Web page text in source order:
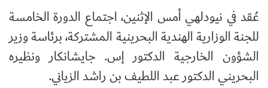
عُقد في نيودلهي أمس الإثنين، اجتماع الدورة الخامسة
للجنة الوزارية الهندية البحرينية المشتركة، برئاسة وزير
الشؤون الخارجية الدكتور إس. جايشانكار ونظيره
البحريني الدكتور عبد اللطيف بن راشد الزياني.